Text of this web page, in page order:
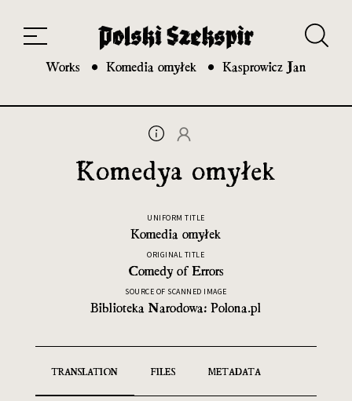
20th and 21st century module
Works Komedia omyłek Kasprowicz Jan
TRANSLATION FILES METADATA
Komedya omyłek
UNIFORM TITLE
Komedia omyłek
ORIGINAL TITLE
Comedy of Errors
SOURCE OF SCANNED IMAGE
Biblioteka Narodowa: Polona.pl